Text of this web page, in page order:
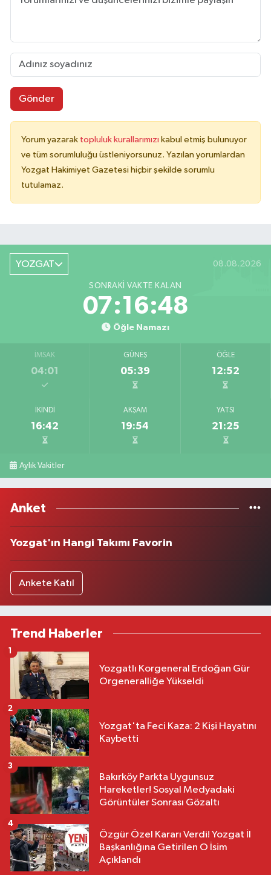
Gönder
Yorum yazarak topluluk kurallarımızı kabul etmiş bulunuyor
ve tüm sorumluluğu üstleniyorsunuz. Yazılan yorumlardan
Yozgat Hakimiyet Gazetesi hiçbir şekilde sorumlu
tutulamaz.
YOZGAT 08.08.2026
SONRAKI VAKTE KALAN
07:16:48
Öğle Namazı
İMSAK
04:01
GÜNEŞ
05:39
ÖĞLE
12:52
İKINDI
16:42
AKŞAM
19:54
YATSI
21:25
Aylık Vakitler
Anket
Yozgat'ın Hangi Takımı Favorin
Ankete Katıl
Trend Haberler
Yozgatlı Korgeneral Erdoğan Gür
Orgeneralliğe Yükseldi
1
Yozgat'ta Feci Kaza: 2 Kişi Hayatını
Kaybetti
2
Bakırköy Parkta Uygunsuz
Hareketler! Sosyal Medyadaki
Görüntüler Sonrası Gözaltı
3
Özgür Özel Kararı Verdi! Yozgat İl
Başkanlığına Getirilen O İsim
Açıklandı
4